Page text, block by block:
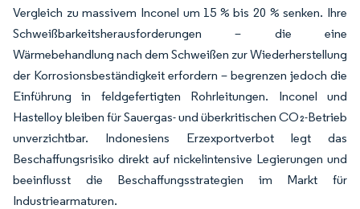
Vergleich zu massivem Inconel um 15 % bis 20 % senken. Ihre
Schweißbarkeitsherausforderungen – die eine
Wärmebehandlung nach dem Schweißen zur Wiederherstellung
der Korrosionsbeständigkeit erfordern – begrenzen jedoch die
Einführung in feldgefertigten Rohrleitungen. Inconel und
Hastelloy bleiben für Sauergas- und überkritischen CO₂-Betrieb
unverzichtbar. Indonesiens Erzexportverbot legt das
Beschaffungsrisiko direkt auf nickelintensive Legierungen und
beeinflusst die Beschaffungsstrategien im Markt für
Industriearmaturen.